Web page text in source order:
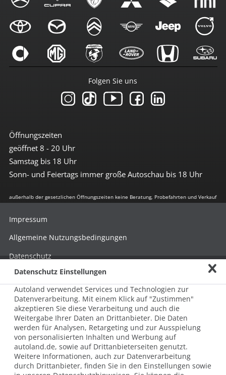
Öffnungszeiten
geöffnet 8 - 20 Uhr
Samstag bis 18 Uhr
Sonn- und Feiertags immer große Autoschau bis 18 Uhr
Folgen Sie uns
außerhalb der gesetzlichen Öffnungszeiten keine Beratung, Probefahrten und Verkauf
© 2026 AUTOLAND 24 SE & Co. Betriebs KG
Werner-von-Siemens-Str. 2, 06796 Brehna, Deutschland
Impressum
Allgemeine Nutzungsbedingungen
Datenschutz
Hinweisgebersystem nach HinSchG
Beschwerde nach LkSG
Grundsatzerklärung zum LkSG
Datenschutz Einstellungen
Autoland verwendet Services und Technologien zur
Datenverarbeitung. Mit einem Klick auf "Zustimmen"
akzeptieren Sie diese Verarbeitung und auch die
Weitergabe Ihrer Daten an Drittanbieter. Die Daten
werden für Analysen, Retargeting und zur Ausspielung
von personalisierten Inhalten und Werbung auf
autoland.de, sowie auf Drittanbieterseiten genutzt.
Weitere Informationen, auch zur Datenverarbeitung
durch Drittanbieter, finden Sie in den Einstellungen sowie